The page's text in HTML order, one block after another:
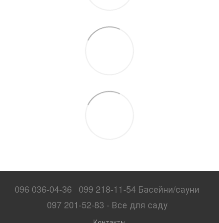
096 036-04-36
099 218-11-54 Басейни/сауни
097 201-52-83 - Все для саду